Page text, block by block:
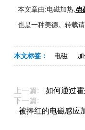
本文章由:电磁加热,电
也是一种美德。转载请
本文标签： 电磁
上一篇:
如何通过
下一篇:
被捧红的电磁感应